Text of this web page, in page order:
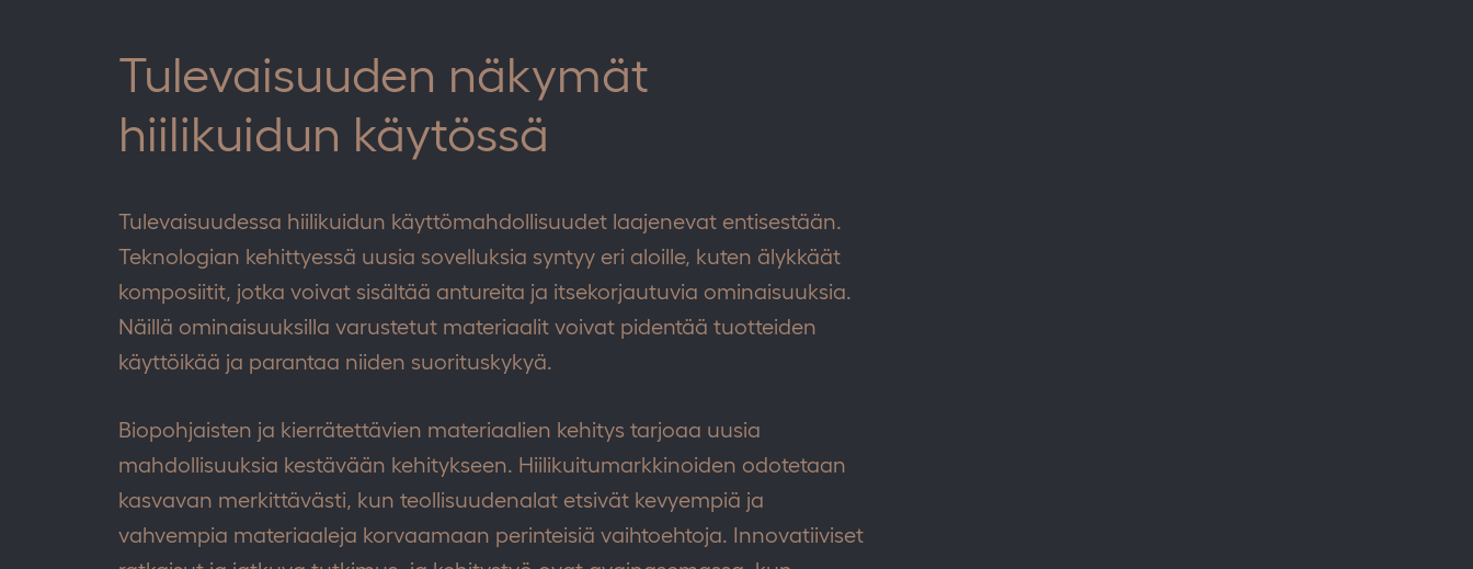
Tulevaisuuden näkymät
hiilikuidun käytössä
Tulevaisuudessa hiilikuidun käyttömahdollisuudet laajenevat entisestään.
Teknologian kehittyessä uusia sovelluksia syntyy eri aloille, kuten älykkäät
komposiitit, jotka voivat sisältää antureita ja itsekorjautuvia ominaisuuksia.
Näillä ominaisuuksilla varustetut materiaalit voivat pidentää tuotteiden
käyttöikää ja parantaa niiden suorituskykyä.
Biopohjaisten ja kierrätettävien materiaalien kehitys tarjoaa uusia
mahdollisuuksia kestävään kehitykseen. Hiilikuitumarkkinoiden odotetaan
kasvavan merkittävästi, kun teollisuudenalat etsivät kevyempiä ja
vahvempia materiaaleja korvaamaan perinteisiä vaihtoehtoja. Innovatiiviset